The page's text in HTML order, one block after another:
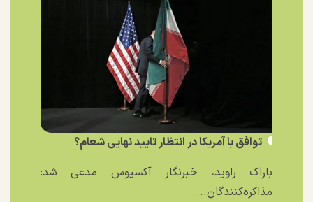
توافق با آمریکا در انتظار تایید نهایی شعام؟
باراک راوید، خبرنگار آکسیوس مدعی شد:
مذاکره‌کنندگان...